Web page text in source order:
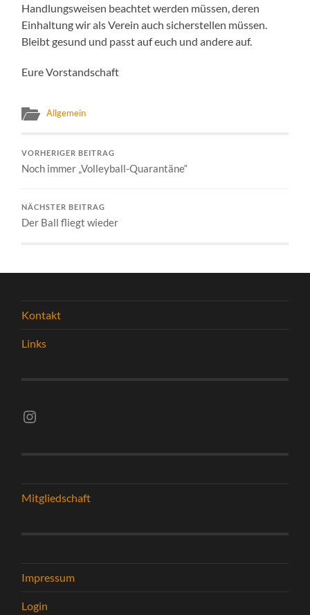
Handlungsweisen beachtet werden müssen, deren
Einhaltung wir als Verein auch sicherstellen müssen.
Bleibt gesund und passt auf euch und andere auf.
Eure Vorstandschaft
Allgemein
VORHERIGER BEITRAG
Noch immer „Volleyball-Quarantäne“
NÄCHSTER BEITRAG
Der Ball fliegt wieder
Kontakt
Links
Instagram vsghelmstadt.volleyball
Mitgliedschaft
Impressum
Login